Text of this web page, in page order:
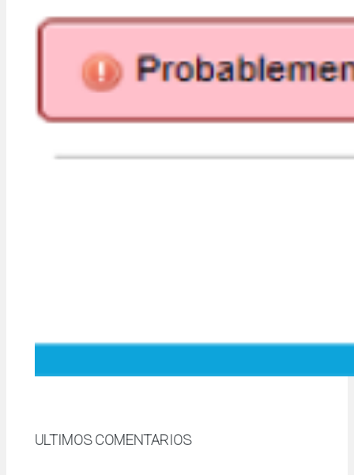
ULTIMOS COMENTARIOS